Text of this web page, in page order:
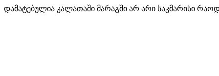
დამატებულია კალათაში მარაგში არ არი საკმარისი